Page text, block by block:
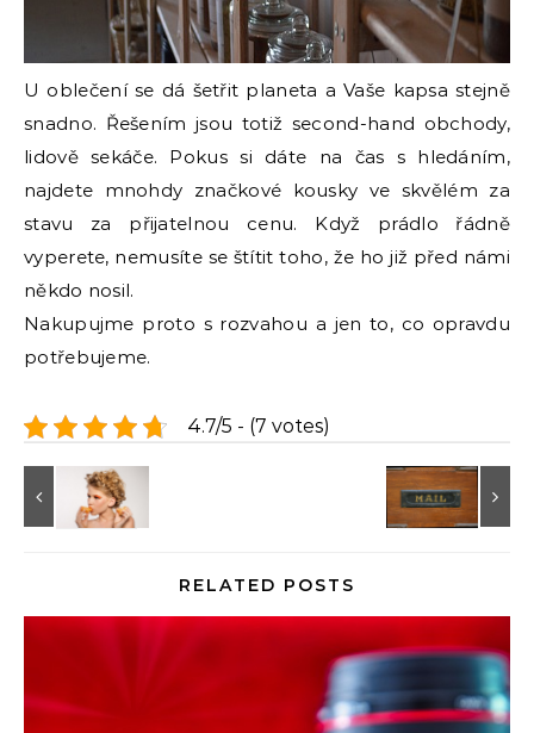
U oblečení se dá šetřit planeta a Vaše kapsa stejně
snadno. Řešením jsou totiž second-hand obchody,
lidově sekáče. Pokus si dáte na čas s hledáním,
najdete mnohdy značkové kousky ve skvělém za
stavu za přijatelnou cenu. Když prádlo řádně
vyperete, nemusíte se štítit toho, že ho již před námi
někdo nosil.
Nakupujme proto s rozvahou a jen to, co opravdu
potřebujeme.
4.7/5 - (7 votes)
RELATED POSTS